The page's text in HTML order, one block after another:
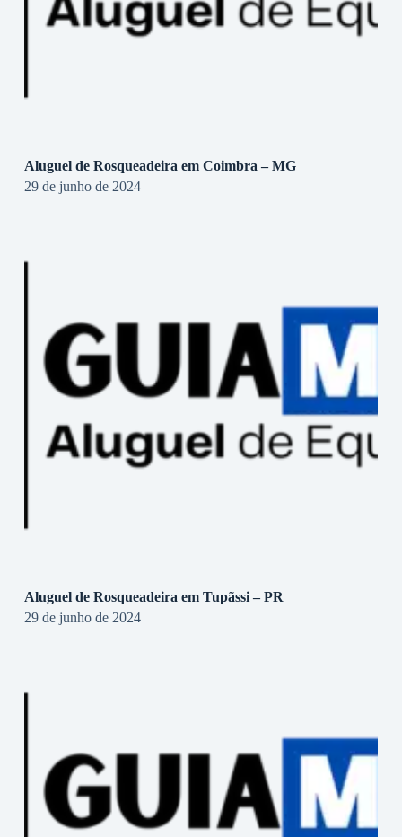
Aluguel de Rosqueadeira em Coimbra – MG
29 de junho de 2024
Aluguel de Rosqueadeira em Tupãssi – PR
29 de junho de 2024